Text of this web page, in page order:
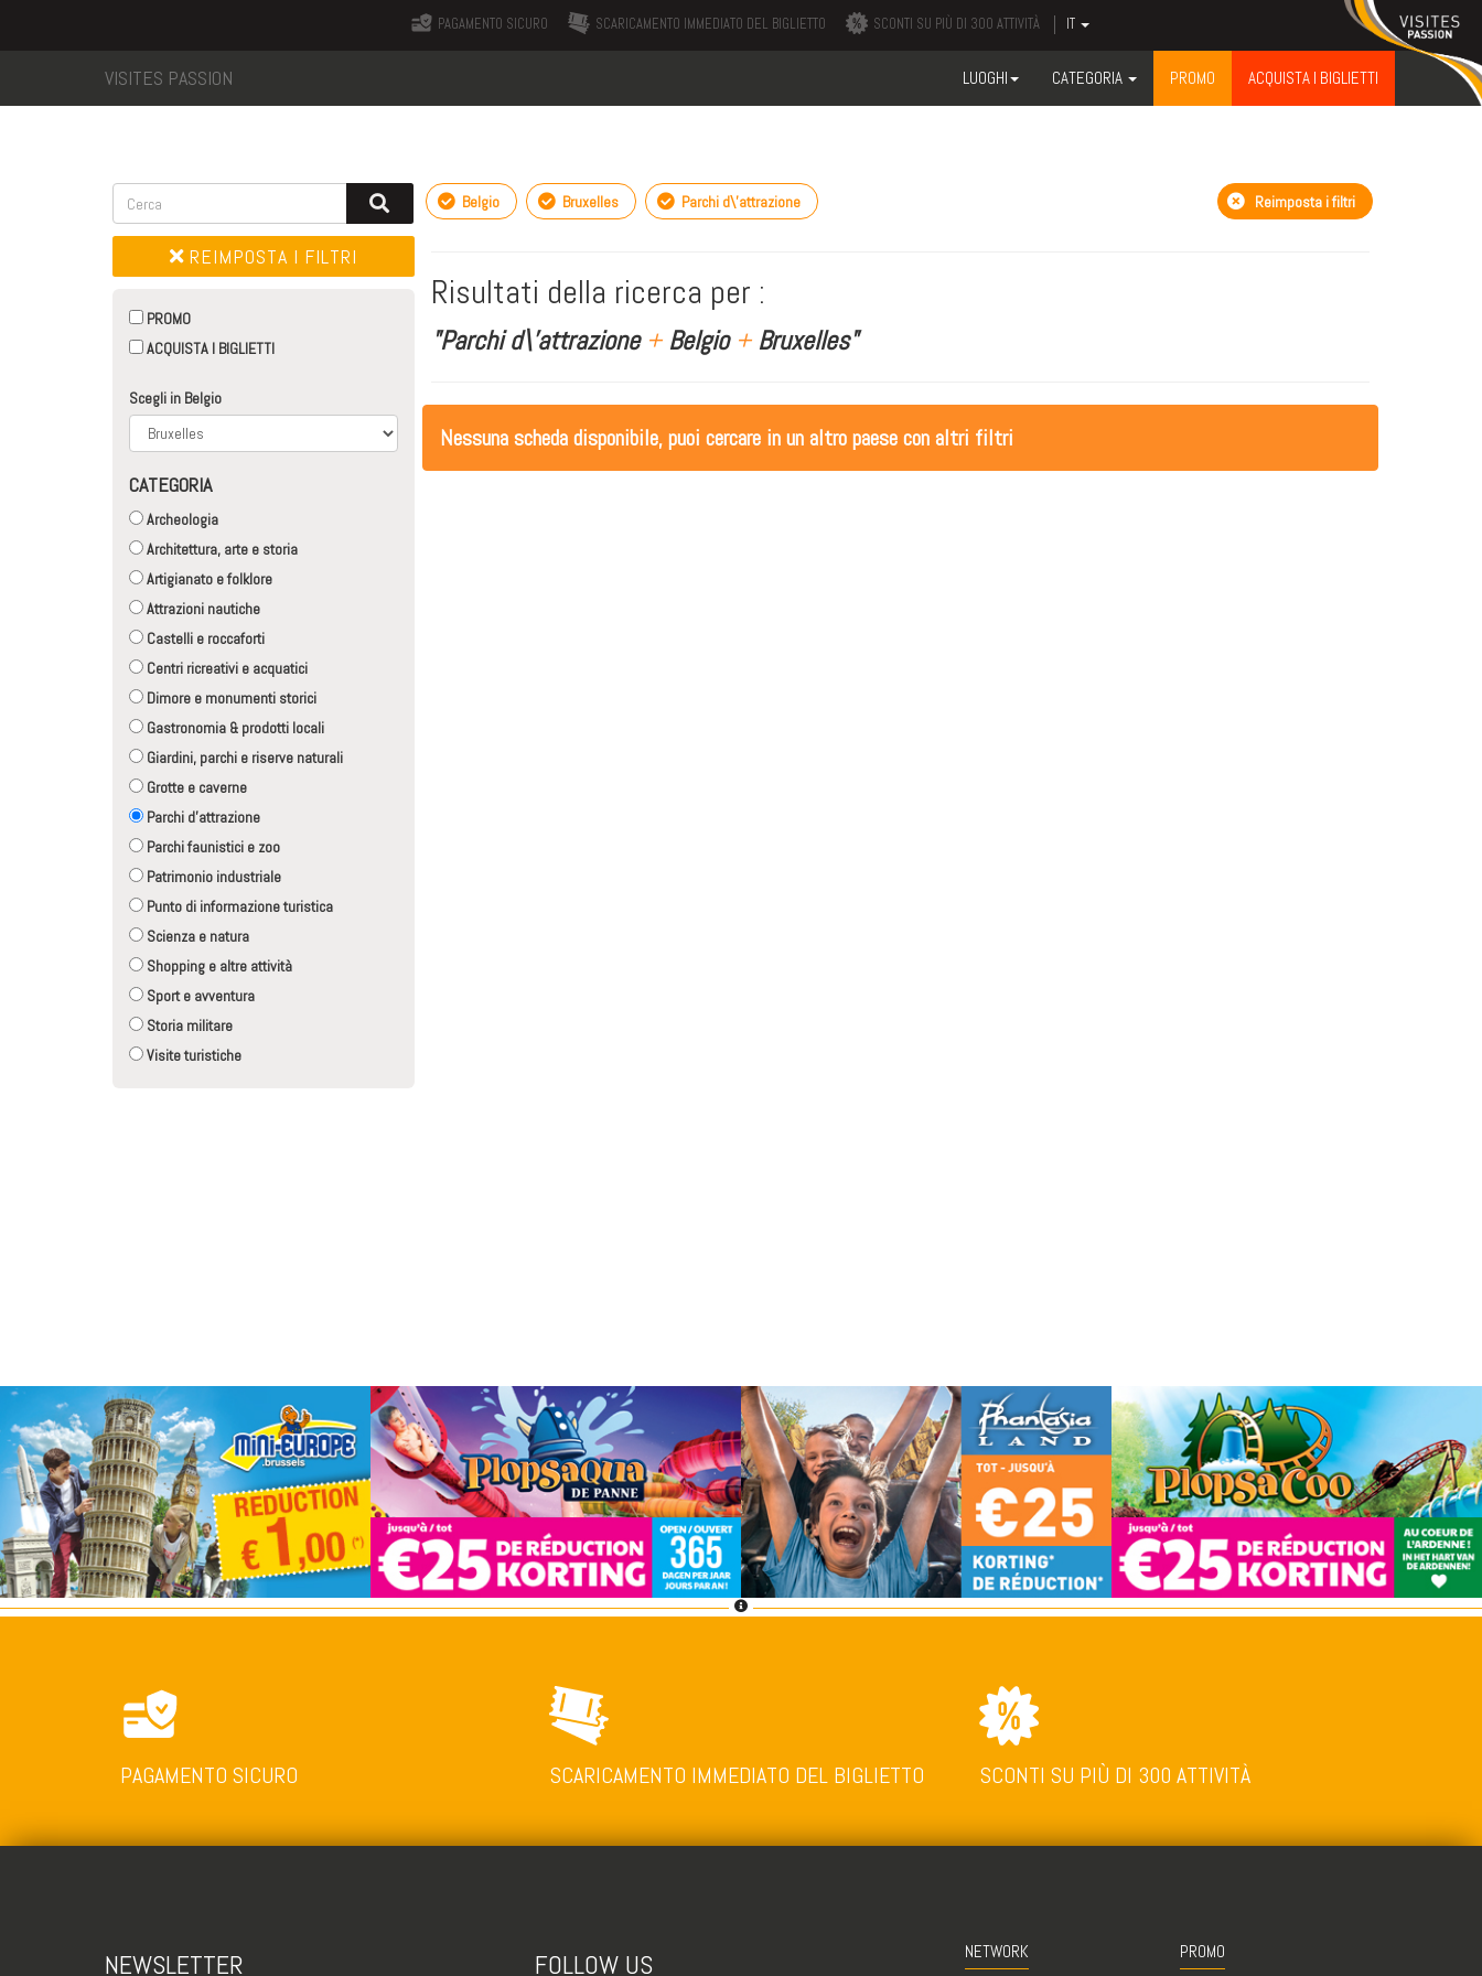
PAGAMENTO SICURO SCARICAMENTO IMMEDIATO DEL BIGLIETTO SCONTI SU PIÙ DI 300 ATTIVITÀ IT
VISITES PASSION LUOGHI CATEGORIA PROMO ACQUISTA I BIGLIETTI
REIMPOSTA I FILTRI
PROMO
ACQUISTA I BIGLIETTI
Scegli in Belgio
CATEGORIA
Archeologia
Architettura, arte e storia
Artigianato e folklore
Attrazioni nautiche
Castelli e roccaforti
Centri ricreativi e acquatici
Dimore e monumenti storici
Gastronomia & prodotti locali
Giardini, parchi e riserve naturali
Grotte e caverne
Parchi d'attrazione
Parchi faunistici e zoo
Patrimonio industriale
Punto di informazione turistica
Scienza e natura
Shopping e altre attività
Sport e avventura
Storia militare
Visite turistiche
Belgio Bruxelles Parchi d\'attrazione Reimposta i filtri
Risultati della ricerca per :
"Parchi d\'attrazione +Belgio +Bruxelles"
Nessuna scheda disponibile, puoi cercare in un altro paese con altri filtri
PAGAMENTO SICURO SCARICAMENTO IMMEDIATO DEL BIGLIETTO SCONTI SU PIÙ DI 300 ATTIVITÀ
NEWSLETTER FOLLOW US NETWORK PROMO